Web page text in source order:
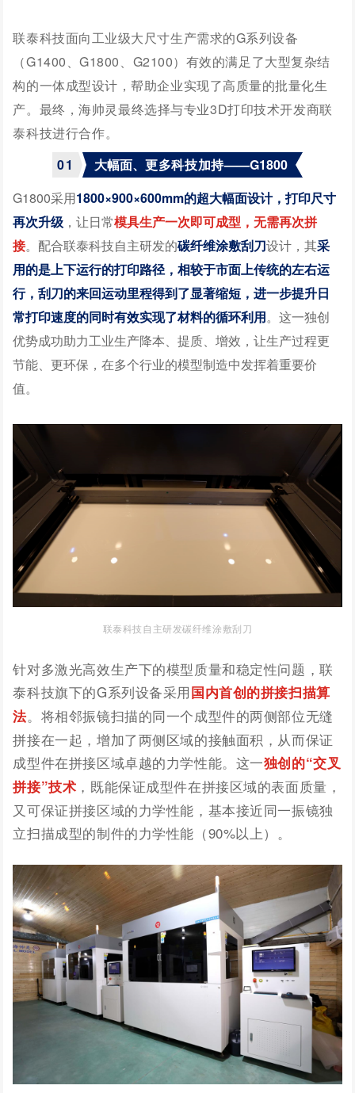
联泰科技面向工业级大尺寸生产需求的G系列设备
（G1400、G1800、G2100） 有效的满足了大型复杂结
构的一体成型设计，帮助企业实现了高质量的批量化生
产。最终，海帅灵最终选择与专业3D打印技术开发商联
泰科技进行合作。
01 大幅面、更多科技加持——G1800
G1800采用1800×900×600mm的超大幅面设计，打印尺寸
再次升级 ，让日常模具生产一次即可成型，无需再次拼
接。配合联泰科技自主研发的碳纤维涂敷刮刀设计，其采
用的是上下运行的打印路径，相较于市面上传统的左右运
行，刮刀的来回运动里程得到了显著缩短，进一步提升日
常打印速度的同时有效实现了材料的循环利用。这一独创
优势成功助力工业生产降本、提质、增效，让生产过程更
节能、更环保，在多个行业的模型制造中发挥着重要价
值。
联泰科技自主研发碳纤维涂敷刮刀
针对多激光高效生产下的模型质量和稳定性问题，联
泰科技旗下的G系列设备采用国内首创的拼接扫描算
法。将相邻振镜扫描的同一个成型件的两侧部位无缝
拼接在一起，增加了两侧区域的接触面积，从而保证
成型件在拼接区域卓越的力学性能。这一独创的“交叉
拼接”技术 ，既能保证成型件在拼接区域的表面质量，
又可保证拼接区域的力学性能，基本接近同一振镜独
立扫描成型的制件的力学性能（90%以上）。